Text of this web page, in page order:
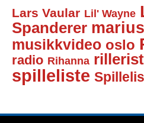
Lars Vaular Lil' Wayne
Spanderer
musikkvideo oslo
radio Rihanna
spilleliste